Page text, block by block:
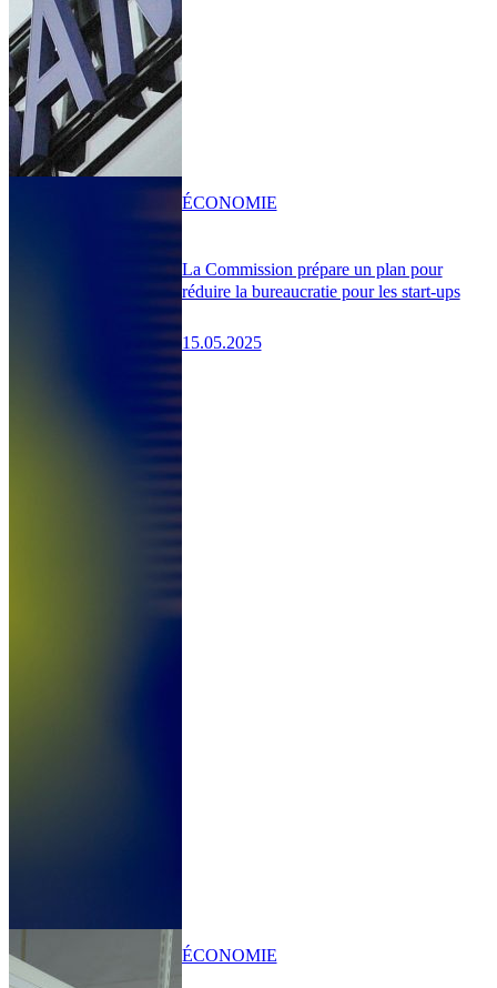
La Commission prépare un plan pour
réduire la bureaucratie pour les start-ups
15.05.2025
ÉCONOMIE
ÉCONOMIE